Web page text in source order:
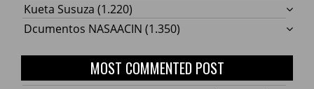
Kueta Susuza (1.220)
Dcumentos NASAACIN (1.350)
MOST COMMENTED POST